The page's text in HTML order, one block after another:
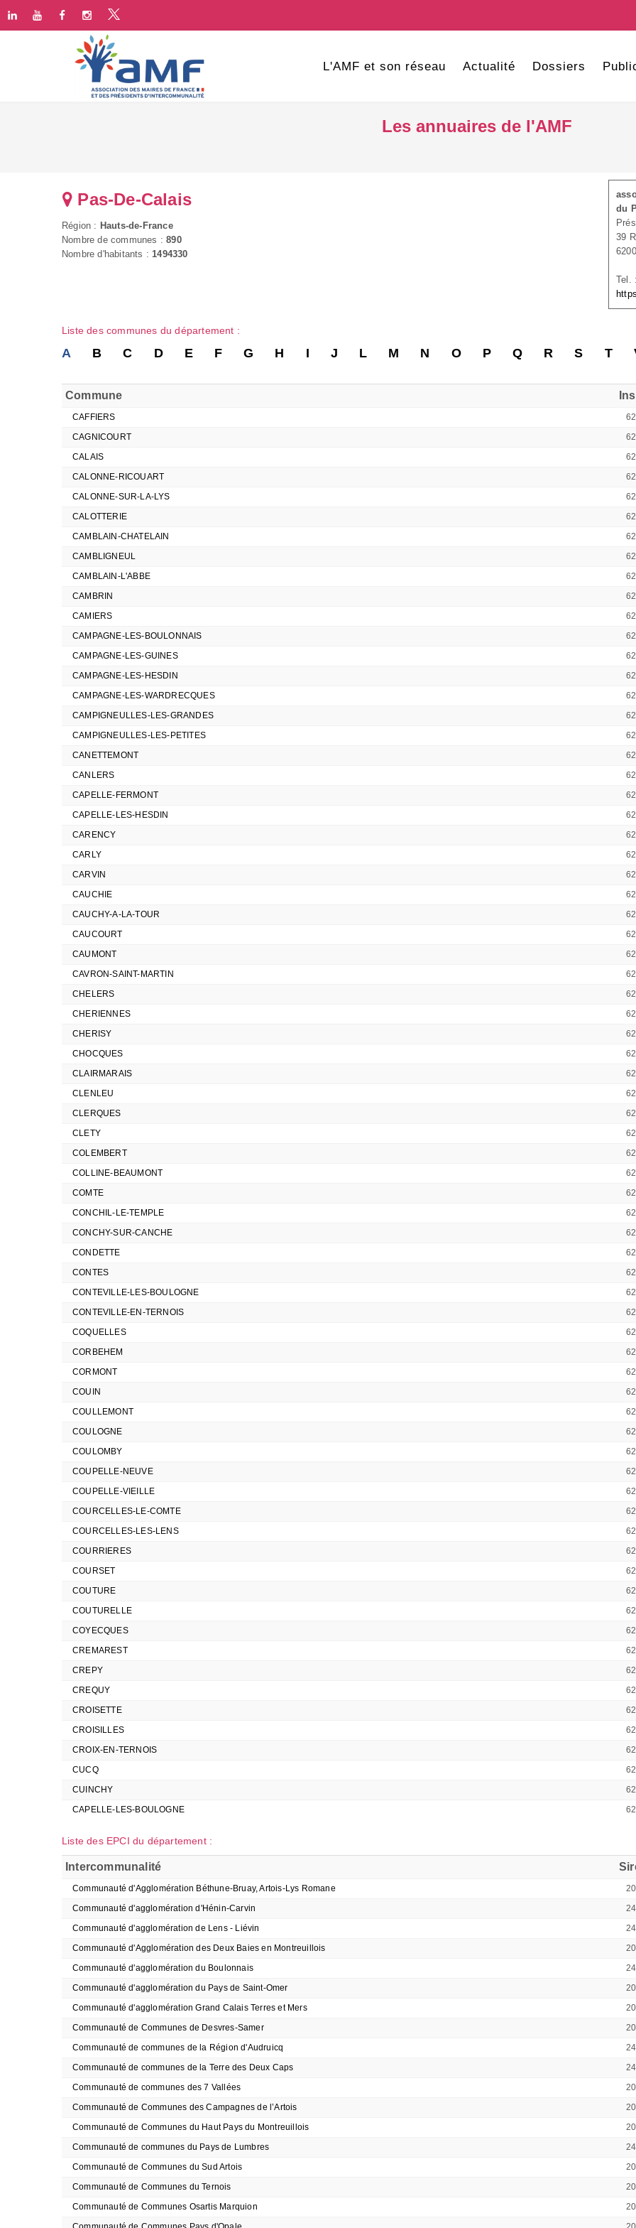
L'AMF et son réseau Actualité Dossiers
Les annuaires de l'AMF
du
39
Tel.
Pas-De-Calais
Région : Hauts-de-France
Nombre de communes :890
Nombre d'habitants :1494330
Liste des communes du département :
A B C D E F G H I J L M N O P Q R S T
Commune
CAFFIERS
CAGNICOURT
CALAIS
CALONNE-RICOUART
CALONNE-SUR-LA-LYS
CALOTTERIE
CAMBLAIN-CHATELAIN
CAMBLIGNEUL
CAMBLAIN-L'ABBE
CAMBRIN
CAMIERS
CAMPAGNE-LES-BOULONNAIS
CAMPAGNE-LES-GUINES
CAMPAGNE-LES-HESDIN
CAMPAGNE-LES-WARDRECQUES
CAMPIGNEULLES-LES-GRANDES
CAMPIGNEULLES-LES-PETITES
CANETTEMONT
CANLERS
CAPELLE-FERMONT
CAPELLE-LES-HESDIN
CARENCY
CARLY
CARVIN
CAUCHIE
CAUCHY-A-LA-TOUR
CAUCOURT
CAUMONT
CAVRON-SAINT-MARTIN
CHELERS
CHERIENNES
CHERISY
CHOCQUES
CLAIRMARAIS
CLENLEU
CLERQUES
CLETY
COLEMBERT
COLLINE-BEAUMONT
COMTE
CONCHIL-LE-TEMPLE
CONCHY-SUR-CANCHE
CONDETTE
CONTES
CONTEVILLE-LES-BOULOGNE
CONTEVILLE-EN-TERNOIS
COQUELLES
CORBEHEM
CORMONT
COUIN
COULLEMONT
COULOGNE
COULOMBY
COUPELLE-NEUVE
COUPELLE-VIEILLE
COURCELLES-LE-COMTE
COURCELLES-LES-LENS
COURRIERES
COURSET
COUTURE
COUTURELLE
COYECQUES
CREMAREST
CREPY
CREQUY
CROISETTE
CROISILLES
CROIX-EN-TERNOIS
CUCQ
CUINCHY
CAPELLE-LES-BOULOGNE
Liste des EPCI du département :
Intercommunalité
Communauté d'Agglomération Béthune-Bruay, Artois-Lys Romane
Communauté d'agglomération d'Hénin-Carvin
Communauté d'agglomération de Lens - Liévin
Communauté d'Agglomération des Deux Baies en Montreuillois
Communauté d'agglomération du Boulonnais
Communauté d'agglomération du Pays de Saint-Omer
Communauté d'agglomération Grand Calais Terres et Mers
Communauté de Communes de Desvres-Samer
Communauté de communes de la Région d'Audruicq
Communauté de communes de la Terre des Deux Caps
Communauté de communes des 7 Vallées
Communauté de Communes des Campagnes de l’Artois
Communauté de Communes du Haut Pays du Montreuillois
Communauté de communes du Pays de Lumbres
Communauté de Communes du Sud Artois
Communauté de Communes du Ternois
Communauté de Communes Osartis Marquion